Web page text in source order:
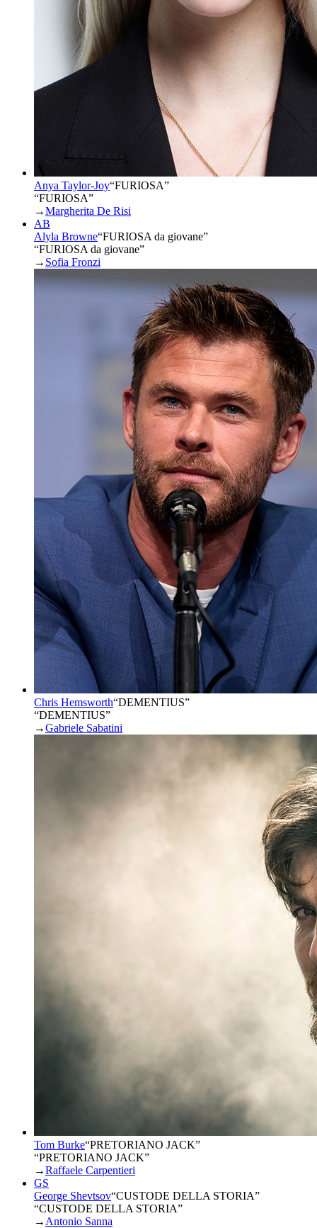
Anya Taylor-Joy“FURIOSA”
“FURIOSA”
→Margherita De Risi
AB
Alyla Browne“FURIOSA da giovane”
“FURIOSA da giovane”
→ Sofia Fronzi
Chris Hemsworth“DEMENTIUS”
“DEMENTIUS”
→Gabriele Sabatini
Tom Burke“PRETORIANO JACK”
“PRETORIANO JACK”
→Raffaele Carpentieri
GS
George Shevtsov“CUSTODE DELLA STORIA”
“CUSTODE DELLA STORIA”
→ Antonio Sanna